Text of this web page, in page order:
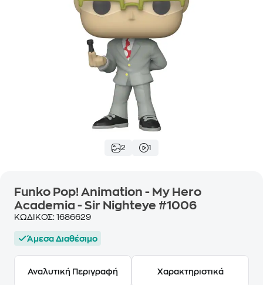
2 1
Funko Pop! Animation - My Hero
Academia - Sir Nighteye #1006
ΚΩΔΙΚΟΣ: 1686629
Άμεσα Διαθέσιμο
Αναλυτική Περιγραφή Χαρακτηριστικά